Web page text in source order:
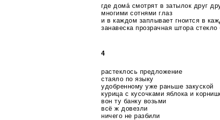
где дома́ смотрят в затылок друг
многими сотнями глаз
и в каждом заплывает гноится в
занавеска прозрачная штора
4
растеклось предложение
стаяло по языку
удобренному уже раньше закуской
курица с кусочками яблока и
вон ту банку возьми
всё ж довезли
ничего не разбили